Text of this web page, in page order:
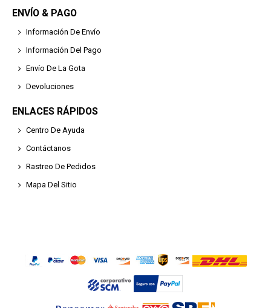
ENVÍO & PAGO
Información De Envío
Información Del Pago
Envío De La Gota
Devoluciones
ENLACES RÁPIDOS
Centro De Ayuda
Contáctanos
Rastreo De Pedidos
Mapa Del Sitio